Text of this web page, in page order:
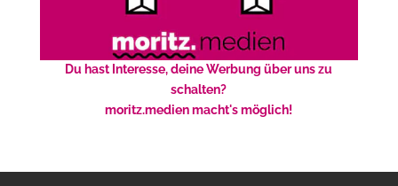
Du hast Interesse, deine Werbung über uns zu
schalten?
moritz.medien macht's möglich!